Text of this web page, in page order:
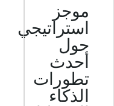
موجز
استراتيجي
حول
أحدث
تطورات
الذكاء